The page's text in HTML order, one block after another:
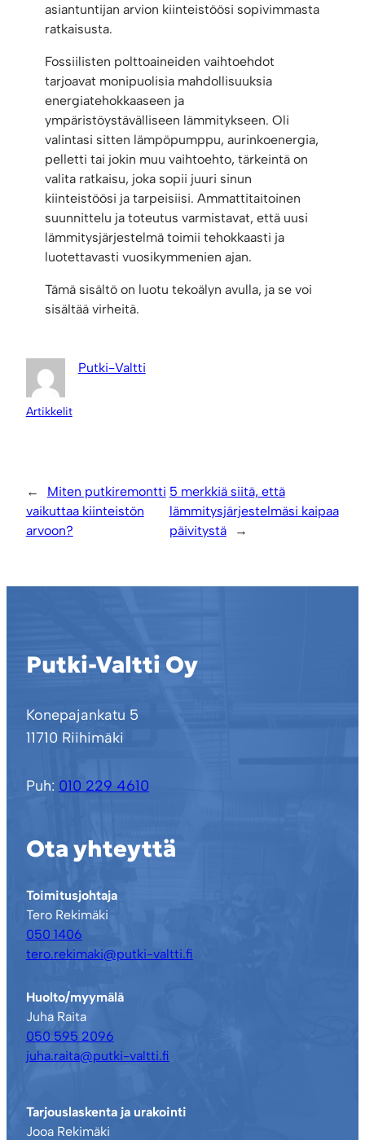
asiantuntijan arvion kiinteistöösi sopivimmasta
ratkaisusta.
Fossiilisten polttoaineiden vaihtoehdot
tarjoavat monipuolisia mahdollisuuksia
energiatehokkaaseen ja
ympäristöystävälliseen lämmitykseen. Oli
valintasi sitten lämpöpumppu, aurinkoenergia,
pelletti tai jokin muu vaihtoehto, tärkeintä on
valita ratkaisu, joka sopii juuri sinun
kiinteistöösi ja tarpeisiisi. Ammattitaitoinen
suunnittelu ja toteutus varmistavat, että uusi
lämmitysjärjestelmä toimii tehokkaasti ja
luotettavasti vuosikymmenien ajan.
Tämä sisältö on luotu tekoälyn avulla, ja se voi
sisältää virheitä.
Putki-Valtti
Artikkelit
←
Miten putkiremontti
vaikuttaa kiinteistön
arvoon?
5 merkkiä siitä, että
lämmitysjärjestelmäsi kaipaa
päivitystä
→
Putki-Valtti Oy
Konepajankatu 5
11710 Riihimäki
Puh: 010 229 4610
Ota yhteyttä
Toimitusjohtaja
Tero Rekimäki
050 1406
tero.rekimaki@putki-valtti.fi
Huolto/myymälä
Juha Raita
050 595 2096
juha.raita@putki-valtti.fi
Tarjouslaskenta ja urakointi
Jooa Rekimäki